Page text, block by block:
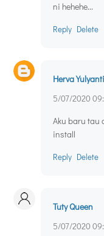
ni hehehe...
Reply Delete
Herva Yulyanti
5/07/2020
Aku baru tau
install
Reply Delete
Tuty Queen
5/07/2020